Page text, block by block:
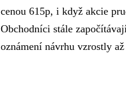
cenou 615p, i když akcie
Obchodníci stále
oznámení návrhu vzrostly